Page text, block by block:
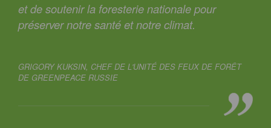
et de soutenir la foresterie nationale pour
préserver notre santé et notre climat.
GRIGORY KUKSIN, CHEF DE L'UNITÉ DES FEUX DE FORÊT
DE GREENPEACE RUSSIE